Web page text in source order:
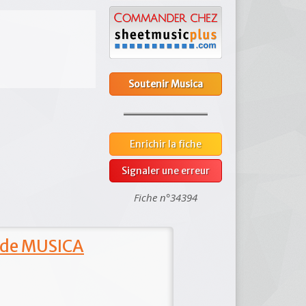
Soutenir Musica
Enrichir la fiche
Signaler une erreur
Fiche n°34394
MUSICA